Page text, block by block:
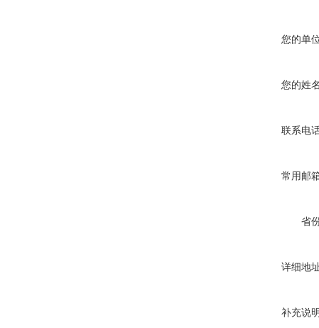
您的单
您的姓
联系电
常用邮
省
详细地
补充说